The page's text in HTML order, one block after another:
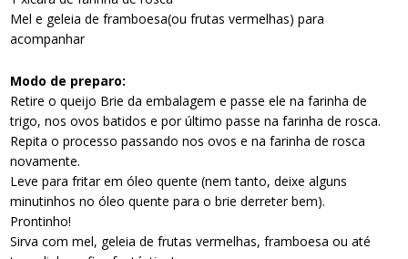
Mel e geleia de framboesa(ou frutas vermelhas) para
acompanhar
Modo de preparo:
Retire o queijo Brie da embalagem e passe ele na farinha de
trigo, nos ovos batidos e por último passe na farinha de rosca.
Repita o processo passando nos ovos e na farinha de rosca
novamente.
Leve para fritar em óleo quente (nem tanto, deixe alguns
minutinhos no óleo quente para o brie derreter bem).
Prontinho!
Sirva com mel, geleia de frutas vermelhas, framboesa ou até